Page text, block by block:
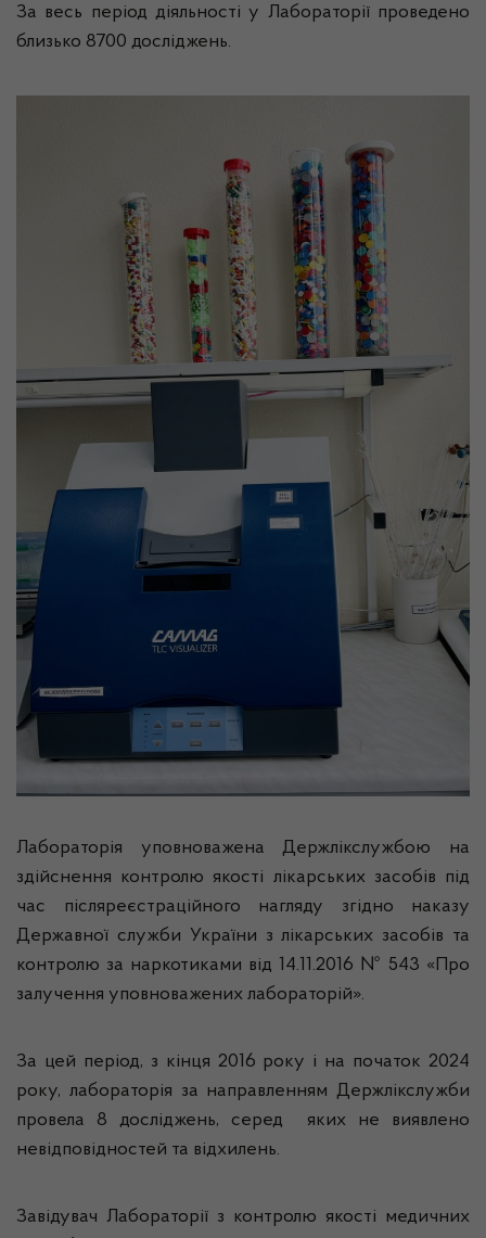
За весь період діяльності у Лабораторії проведено
близько 8700 досліджень.
Лабораторія уповноважена Держлікслужбою на
здійснення контролю якості лікарських засобів під
час післяреєстраційного нагляду згідно наказу
Державної служби України з лікарських засобів та
контролю за наркотиками від 14.11.2016 № 543 «Про
залучення уповноважених лабораторій».
За цей період, з кінця 2016 року і на початок 2024
року, лабораторія за направленням Держлікслужби
провела 8 досліджень, серед яких не виявлено
невідповідностей та відхилень.
Завідувач Лабораторії з контролю якості медичних